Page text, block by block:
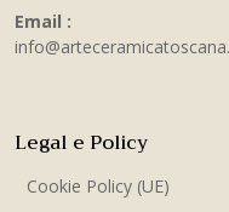
Email :
Legal e Policy
Cookie Policy (UE)